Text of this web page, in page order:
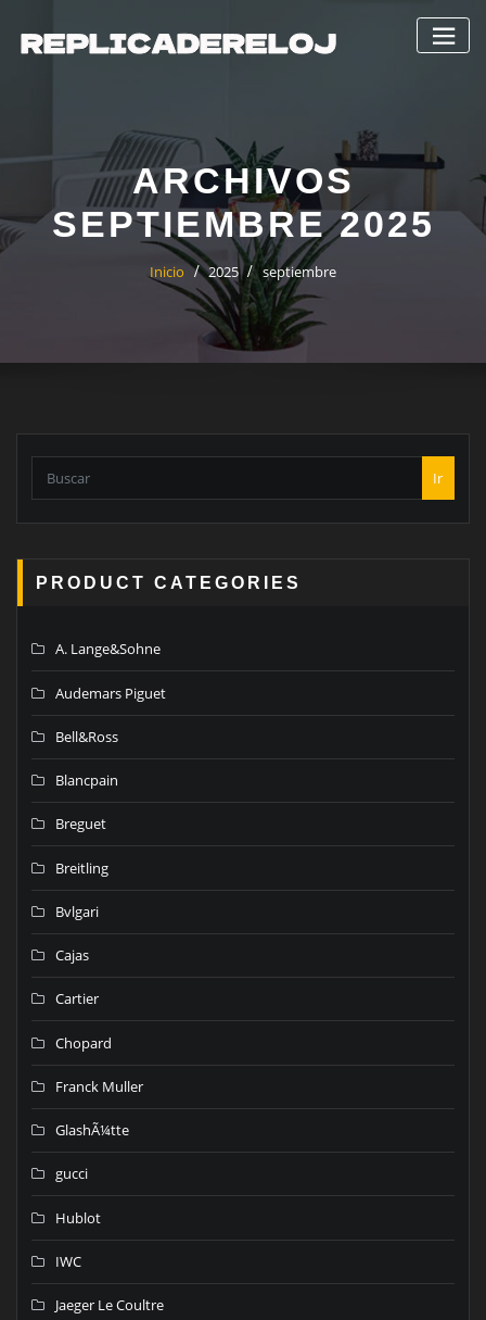
contenido
ARCHIVOS
SEPTIEMBRE 2025
Inicio 2025 septiembre
Ir
PRODUCT CATEGORIES
A. Lange&Sohne
Audemars Piguet
Bell&Ross
Blancpain
Breguet
Breitling
Bvlgari
Cajas
Cartier
Chopard
Franck Muller
GlashÃ¼tte
gucci
Hublot
IWC
Jaeger Le Coultre